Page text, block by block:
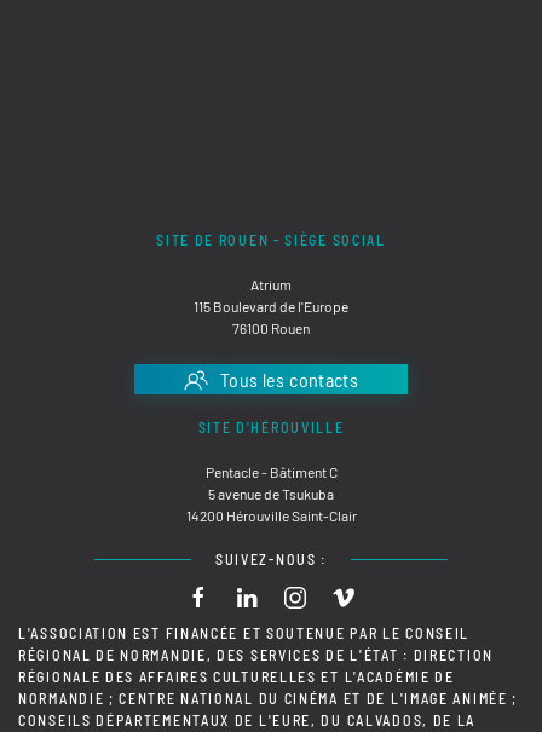
SITE DE ROUEN - SIÈGE SOCIAL
Atrium
115 Boulevard de l'Europe
76100 Rouen
Tous les contacts
SITE D'HÉROUVILLE
Pentacle - Bâtiment C
5 avenue de Tsukuba
14200 Hérouville Saint-Clair
SUIVEZ-NOUS :
L'ASSOCIATION EST FINANCÉE ET SOUTENUE PAR LE CONSEIL
RÉGIONAL DE NORMANDIE, DES SERVICES DE L'ÉTAT : DIRECTION
RÉGIONALE DES AFFAIRES CULTURELLES ET L'ACADÉMIE DE
NORMANDIE ; CENTRE NATIONAL DU CINÉMA ET DE L'IMAGE ANIMÉE ;
CONSEILS DÉPARTEMENTAUX DE L'EURE, DU CALVADOS, DE LA